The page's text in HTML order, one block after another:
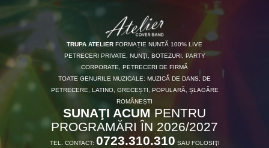
TRUPA ATELIER FORMAȚIE NUNTĂ 100% LIVE
PETRECERI PRIVATE, NUNŢI, BOTEZURI, PARTY
CORPORATE, PETRECERI DE FIRMĂ
TOATE GENURILE MUZICALE: MUZICĂ DE DANS, DE
PETRECERE, LATINO, GRECEȘTI, POPULARĂ, ȘLAGĂRE
ROMÂNEȘTI
SUNAŢI ACUM PENTRU
PROGRAMĂRI ÎN 2026/2027
TEL. CONTACT: 0723.310.310 SAU FOLOSIŢI